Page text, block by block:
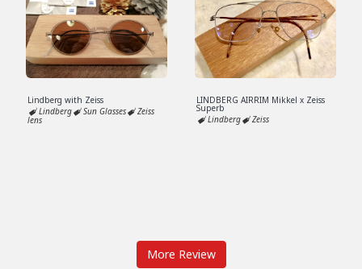
Lindberg with Zeiss
Lindberg
Sun Glasses Zeiss
lens
LINDBERG AIRRIM Mikkel x Zeiss
Superb
Lindberg
Zeiss
More Review